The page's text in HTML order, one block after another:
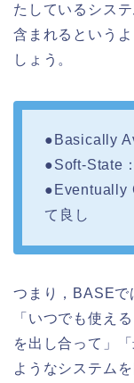
たしているシス
含まれるという
しょう。
●Basically
●Soft-State
●Eventually
て良し
つまり，BASEで
「いつでも使え
を出し合って」
ようなシステム